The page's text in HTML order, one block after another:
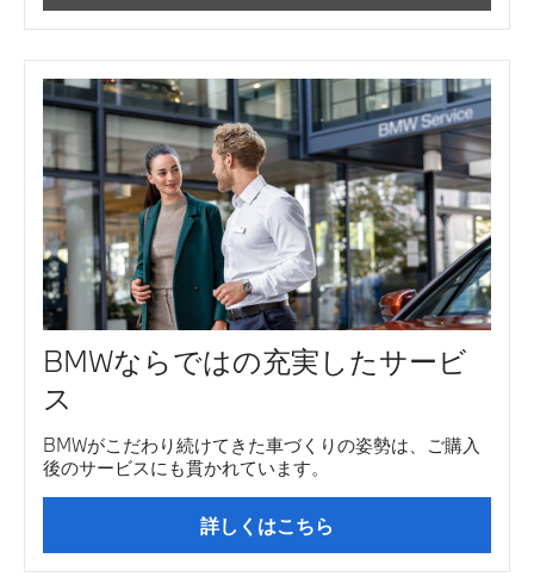
BMWならではの充実したサービ
ス
BMWがこだわり続けてきた車づくりの姿勢は、ご購入
後のサービスにも貫かれています。
詳しくはこちら